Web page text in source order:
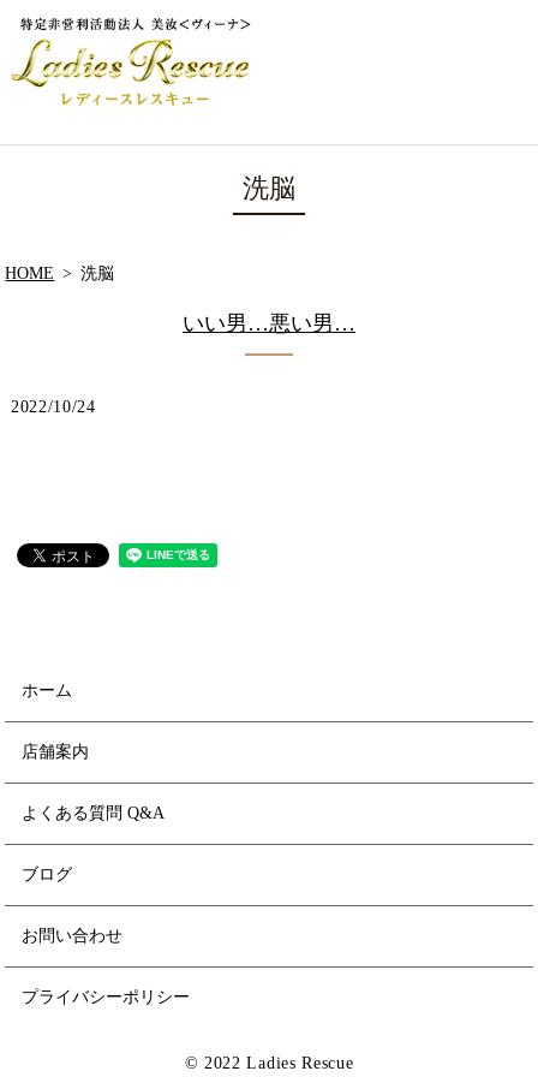
洗脳
HOME 洗脳
いい男…悪い男…
2022/10/24
ホーム
店舗案内
よくある質問 Q&A
ブログ
お問い合わせ
プライバシーポリシー
© 2022 Ladies Rescue